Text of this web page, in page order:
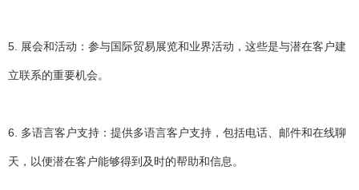
5. 展会和活动：参与国际贸易展览和业界活动，这些是与潜在客户建
立联系的重要机会。
6. 多语言客户支持：提供多语言客户支持，包括电话、邮件和在线聊
天，以便潜在客户能够得到及时的帮助和信息。